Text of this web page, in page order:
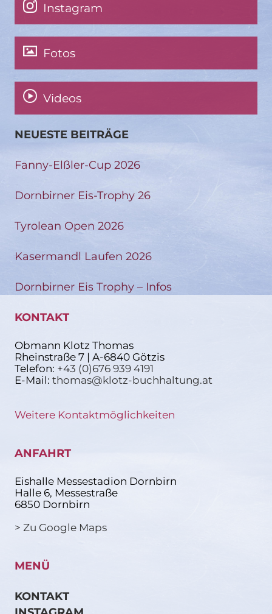
Instagram
Fotos
Videos
NEUESTE BEITRÄGE
Fanny-Elßler-Cup 2026
Dornbirner Eis-Trophy 26
Tyrolean Open 2026
Kasermandl Laufen 2026
Dornbirner Eis Trophy – Infos
KONTAKT
Obmann Klotz Thomas
Rheinstraße 7 | A-6840 Götzis
Telefon: +43 (0)676 939 4191
E-Mail: thomas@klotz-buchhaltung.at
Weitere Kontaktmöglichkeiten
ANFAHRT
Eishalle Messestadion Dornbirn
Halle 6, Messestraße
6850 Dornbirn
> Zu Google Maps
MENÜ
KONTAKT